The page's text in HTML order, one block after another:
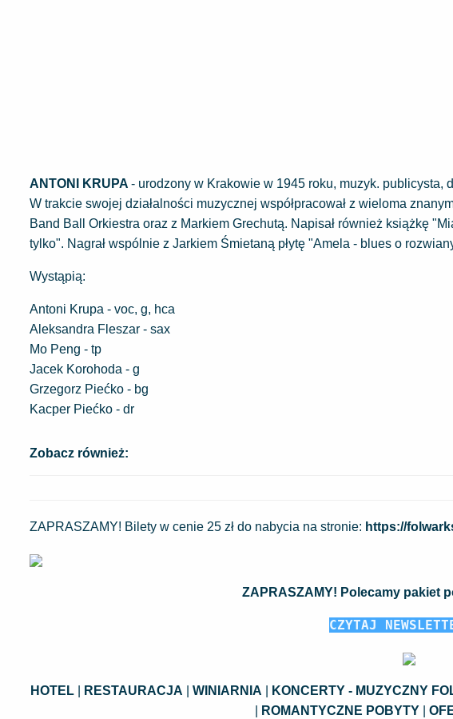
ANTONI KRUPA - urodzony w Krakowie w 1945 roku, muzyk. publicysta,
W trakcie swojej działalności muzycznej współpracował z wieloma
Band Ball Orkiestra oraz z Markiem Grechutą. Napisał również książkę
tylko". Nagrał wspólnie z Jarkiem Śmietaną płytę "Amela - blues o
Wystąpią:
Antoni Krupa - voc, g, hca
Aleksandra Fleszar - sax
Mo Peng - tp
Jacek Korohoda - g
Grzegorz Piećko - bg
Kacper Piećko - dr
Zobacz również:
ZAPRASZAMY! Bilety w cenie 25 zł do nabycia na stronie: https://
ZAPRASZAMY! Polecamy pakiet
CZYTAJ
HOTEL RESTAURACJA WINIARNIA KONCERTY - MUZYCZNY
ROMANTYCZNE POBYTY|